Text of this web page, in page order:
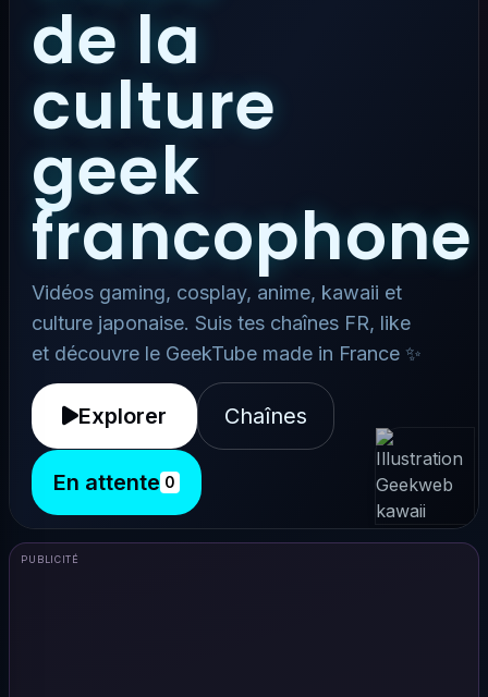
de la
culture
geek
francophone
Vidéos gaming, cosplay, anime, kawaii et
culture japonaise. Suis tes chaînes FR, like
et découvre le GeekTube made in France ✨
Explorer Chaînes
En attente 0
PUBLICITÉ